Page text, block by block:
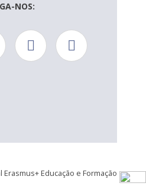
NOS:
Educação e Formação